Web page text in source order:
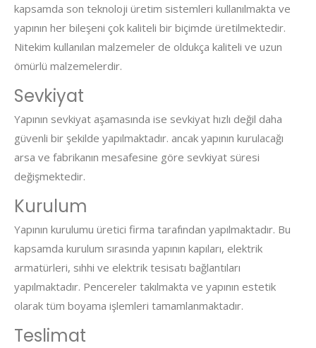
kapsamda son teknoloji üretim sistemleri kullanılmakta ve
yapının her bileşeni çok kaliteli bir biçimde üretilmektedir.
Nitekim kullanılan malzemeler de oldukça kaliteli ve uzun
ömürlü malzemelerdir.
Sevkiyat
Yapının sevkiyat aşamasında ise sevkiyat hızlı değil daha
güvenli bir şekilde yapılmaktadır. ancak yapının kurulacağı
arsa ve fabrikanın mesafesine göre sevkiyat süresi
değişmektedir.
Kurulum
Yapının kurulumu üretici firma tarafından yapılmaktadır. Bu
kapsamda kurulum sırasında yapının kapıları, elektrik
armatürleri, sıhhi ve elektrik tesisatı bağlantıları
yapılmaktadır. Pencereler takılmakta ve yapının estetik
olarak tüm boyama işlemleri tamamlanmaktadır.
Teslimat